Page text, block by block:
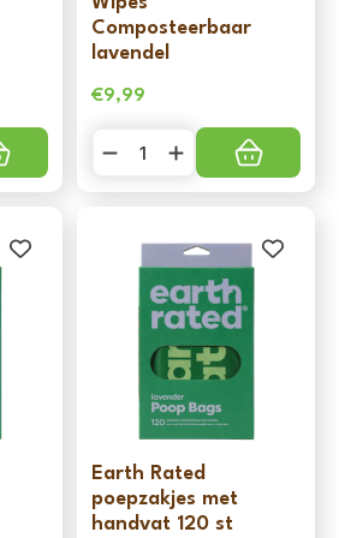
Composteerbaar
lavendel
€9,99
Rated
aantal
Earth Rated
poepzakjes met
handvat 120 st